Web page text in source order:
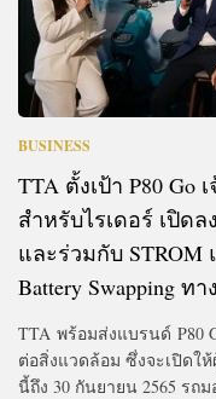
BUSINESS
TTA ตั้งเป้า P80
สำหรับไรเดอร์ เปิด
และร่วมกับ STROM
Battery Swapping ท
TTA พร้อมส่งแบรนด์ P80
ต่อสิ่งแวดล้อม ซึ่งจะเปิดใ
นี้ถึง 30 กันยายน 2565 รถ